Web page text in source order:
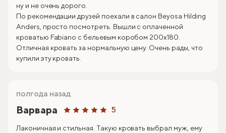
ну и не очень дорого.
По рекомендации друзей поехали в салон Beyosa Hilding
Anders, просто посмотреть. Вышли с оплаченной
кроватью Fabiano с бельевым коробом 200х180.
Отличная кровать за нормальную цену. Очень рады, что
купили эту кровать.
Варвара 5
полгода назад
Лаконичная и стильная. Такую кровать выбрал муж, ему